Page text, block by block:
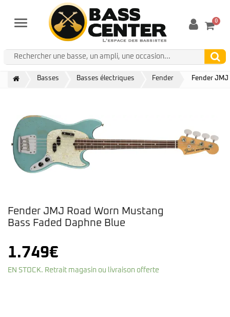
Menu 0
Basses Basses électriques Fender Fender
Fender JMJ Road Worn Mustang
Bass Faded Daphne Blue
1.749€
EN STOCK. Retrait magasin ou livraison offerte